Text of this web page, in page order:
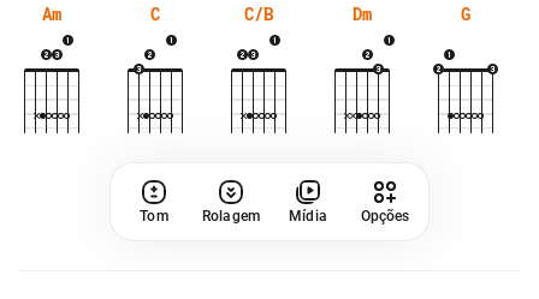
Am C C/B Dm G
Tom Rolagem Mídia Opções